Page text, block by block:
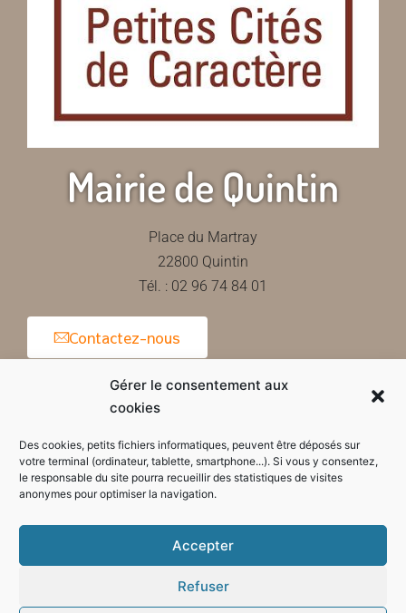
Gérer le consentement aux
cookies
Des cookies, petits fichiers informatiques, peuvent être déposés sur
votre terminal (ordinateur, tablette, smartphone...). Si vous y consentez,
le responsable du site pourra recueillir des statistiques de visites
anonymes pour optimiser la navigation.
Accepter
Refuser
Mairie de Quintin
Place du Martray
22800 Quintin
Tél. : 02 96 74 84 01
Contactez-nous
Horaires d'ouverture de la mairie